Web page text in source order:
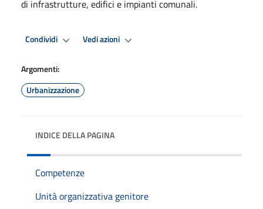
di infrastrutture, edifici e impianti comunali.
Condividi Vedi azioni
Argomenti:
Urbanizzazione
INDICE DELLA PAGINA
Competenze
Unità organizzativa genitore